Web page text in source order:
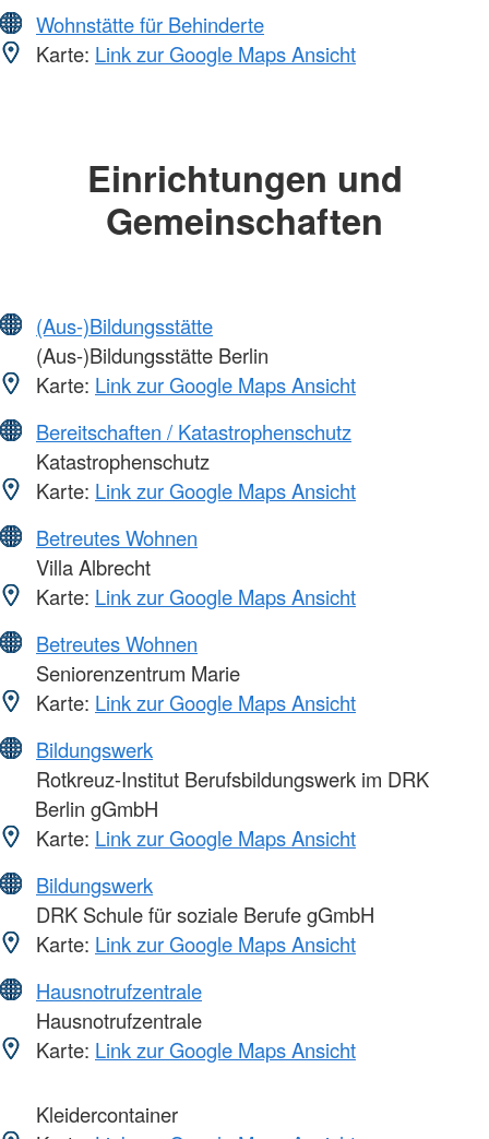
Wohnstätte für Behinderte
Karte: Link zur Google Maps Ansicht
Einrichtungen und
Gemeinschaften
(Aus-)Bildungsstätte
(Aus-)Bildungsstätte Berlin
Karte: Link zur Google Maps Ansicht
Bereitschaften / Katastrophenschutz
Katastrophenschutz
Karte: Link zur Google Maps Ansicht
Betreutes Wohnen
Villa Albrecht
Karte: Link zur Google Maps Ansicht
Betreutes Wohnen
Seniorenzentrum Marie
Karte: Link zur Google Maps Ansicht
Bildungswerk
Rotkreuz-Institut Berufsbildungswerk im DRK
Berlin gGmbH
Karte: Link zur Google Maps Ansicht
Bildungswerk
DRK Schule für soziale Berufe gGmbH
Karte: Link zur Google Maps Ansicht
Hausnotrufzentrale
Hausnotrufzentrale
Karte: Link zur Google Maps Ansicht
Kleidercontainer